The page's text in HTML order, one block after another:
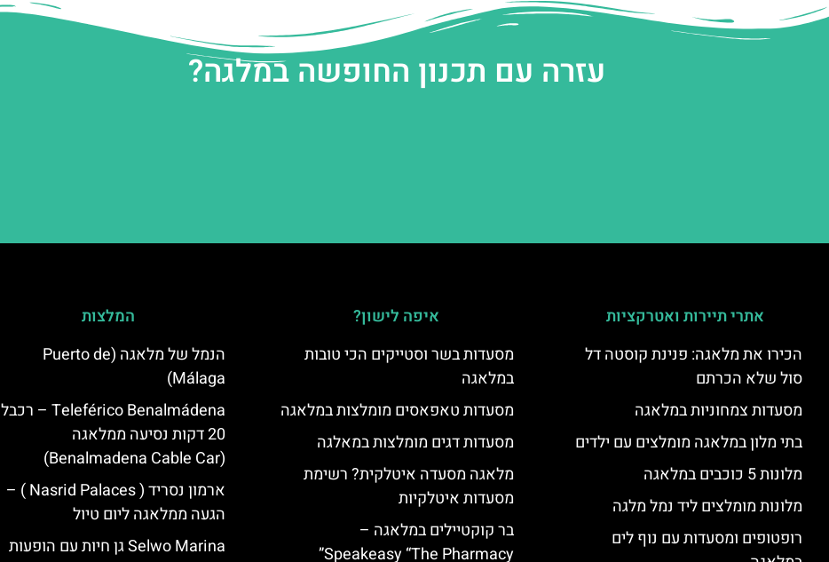
עזרה עם תכנון החופשה במלגה?
אתרי תיירות ואטרקציות
הכירו את מלאגה: פנינת קוסטה דל
סול שלא הכרתם
מסעדות צמחוניות במלאגה
בתי מלון במלאגה מומלצים עם ילדים
מלונות 5 כוכבים במלאגה
מלונות מומלצים ליד נמל מלגה
רופטופים ומסעדות עם נוף לים
איפה לישון?
מסעדות בשר וסטייקים הכי טובות
במלאגה
מסעדות טאפאסים מומלצות במלאגה
מסעדות דגים מומלצות במאלגה
מלאגה מסעדה איטלקית? רשימת
מסעדות איטלקיות
בר קוקטיילים במלאגה –
Speakeasy “The Pharmacy”
המלצות
הנמל של מלאגה (Puerto de
Málaga)
Teleférico Benalmádena – רכבל
20 דקות נסיעה ממלאגה
(Benalmadena Cable Car)
ארמון נסריד ( Nasrid Palaces ) –
הגעה ממלאגה ליום טיול
Selwo Marina גן חיות עם הופעות